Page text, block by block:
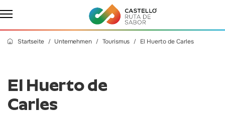
Startseite Unternehmen Tourismus El Huerto de Carles
El Huerto de
Carles